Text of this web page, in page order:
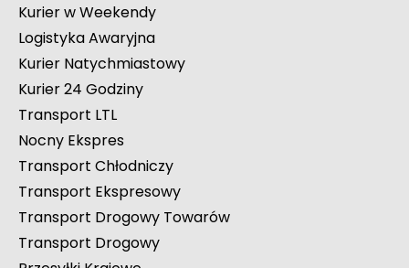
Pozostałe usługi
Kurier w Weekendy
Logistyka Awaryjna
Kurier Natychmiastowy
Kurier 24 Godziny
Transport LTL
Nocny Ekspres
Transport Chłodniczy